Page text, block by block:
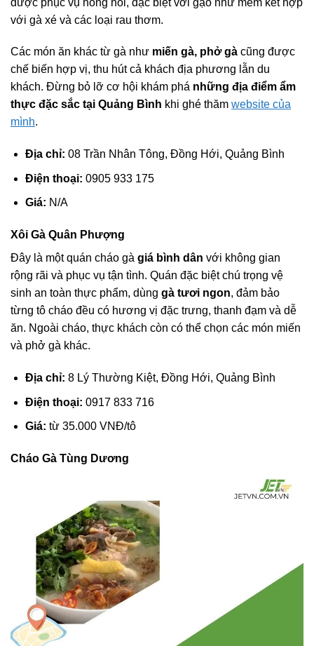
với gà xé và các loại rau thơm.
Các món ăn khác từ gà như miến gà, phở gà cũng được
chế biến hợp vị, thu hút cả khách địa phương lẫn du
khách. Đừng bỏ lỡ cơ hội khám phá những địa điểm ẩm
thực đặc sắc tại Quảng Bình khi ghé thăm website của
mình.
Địa chỉ: 08 Trần Nhân Tông, Đồng Hới, Quảng Bình
Điện thoại: 0905 933 175
Giá: N/A
Xôi Gà Quân Phượng
Đây là một quán cháo gà giá bình dân với không gian
rộng rãi và phục vụ tận tình. Quán đặc biệt chú trọng vệ
sinh an toàn thực phẩm, dùng gà tươi ngon, đảm bảo
từng tô cháo đều có hương vị đặc trưng, thanh đạm và dễ
ăn. Ngoài cháo, thực khách còn có thể chọn các món miến
và phở gà khác.
Địa chỉ: 8 Lý Thường Kiệt, Đồng Hới, Quảng Bình
Điện thoại: 0917 833 716
Giá: từ 35.000 VNĐ/tô
Cháo Gà Tùng Dương